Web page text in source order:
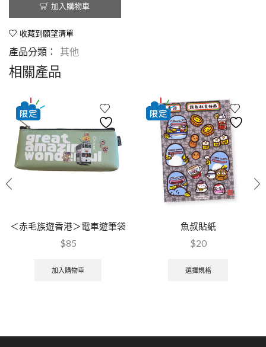
加入購物車
收藏到願望清單
產品分類： 其他
相關產品
＜赤毛族遊香港＞電車遊筆袋
$85
加入購物車
魚叔貼紙
$20
選擇規格